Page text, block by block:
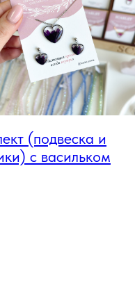
(подвеска и
с васильком